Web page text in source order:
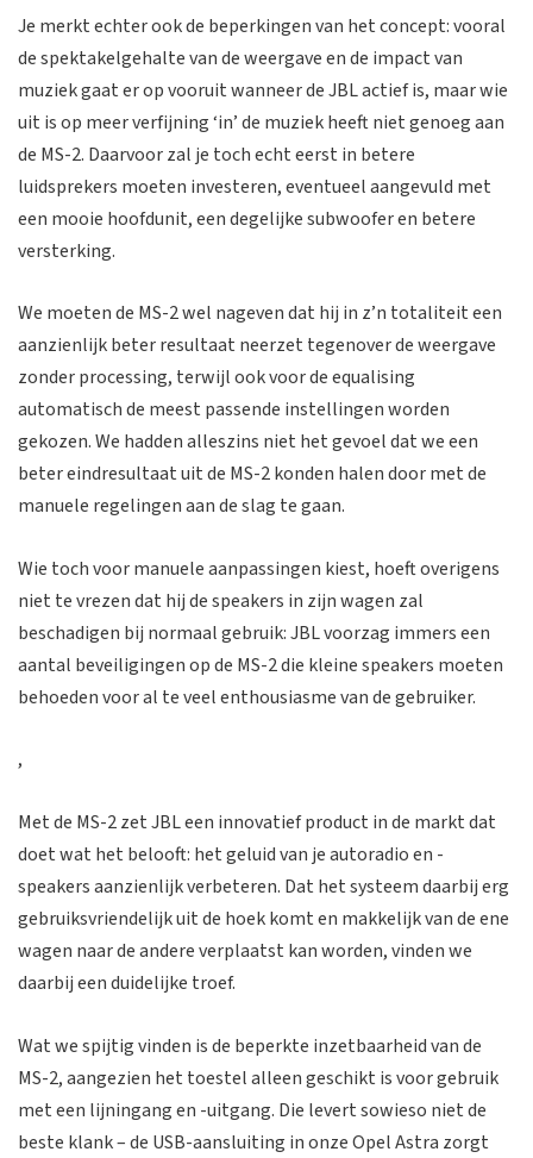
Je merkt echter ook de beperkingen van het concept: vooral
de spektakelgehalte van de weergave en de impact van
muziek gaat er op vooruit wanneer de JBL actief is, maar wie
uit is op meer verfijning ‘in’ de muziek heeft niet genoeg aan
de MS-2. Daarvoor zal je toch echt eerst in betere
luidsprekers moeten investeren, eventueel aangevuld met
een mooie hoofdunit, een degelijke subwoofer en betere
versterking.
We moeten de MS-2 wel nageven dat hij in z’n totaliteit een
aanzienlijk beter resultaat neerzet tegenover de weergave
zonder processing, terwijl ook voor de equalising
automatisch de meest passende instellingen worden
gekozen. We hadden alleszins niet het gevoel dat we een
beter eindresultaat uit de MS-2 konden halen door met de
manuele regelingen aan de slag te gaan.
Wie toch voor manuele aanpassingen kiest, hoeft overigens
niet te vrezen dat hij de speakers in zijn wagen zal
beschadigen bij normaal gebruik: JBL voorzag immers een
aantal beveiligingen op de MS-2 die kleine speakers moeten
behoeden voor al te veel enthousiasme van de gebruiker.
,
Met de MS-2 zet JBL een innovatief product in de markt dat
doet wat het belooft: het geluid van je autoradio en -
speakers aanzienlijk verbeteren. Dat het systeem daarbij erg
gebruiksvriendelijk uit de hoek komt en makkelijk van de ene
wagen naar de andere verplaatst kan worden, vinden we
daarbij een duidelijke troef.
Wat we spijtig vinden is de beperkte inzetbaarheid van de
MS-2, aangezien het toestel alleen geschikt is voor gebruik
met een lijningang en -uitgang. Die levert sowieso niet de
beste klank – de USB-aansluiting in onze Opel Astra zorgt